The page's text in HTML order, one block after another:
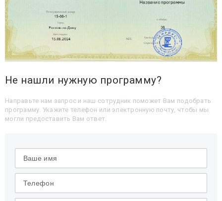
Не нашли нужную программу?
Направьте нам запрос и наш сотрудник поможет Вам подобрать
программу. Укажите телефон или электронную почту, чтобы мы
могли предоставить Вам ответ.